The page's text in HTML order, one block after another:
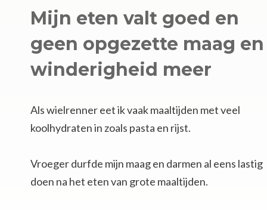
Mijn eten valt goed en
geen opgezette maag en
winderigheid meer
Als wielrenner eet ik vaak maaltijden met veel
koolhydraten in zoals pasta en rijst.
Vroeger durfde mijn maag en darmen al eens lastig
doen na het eten van grote maaltijden.